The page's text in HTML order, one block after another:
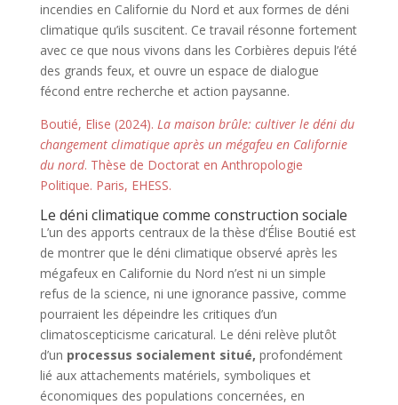
incendies en Californie du Nord et aux formes de déni
climatique qu’ils suscitent. Ce travail résonne fortement
avec ce que nous vivons dans les Corbières depuis l’été
des grands feux, et ouvre un espace de dialogue
fécond entre recherche et action paysanne.
Boutié, Elise (2024). La maison brûle: cultiver le déni du
changement climatique après un mégafeu en Californie
du nord. Thèse de Doctorat en Anthropologie
Politique. Paris, EHESS.
Le déni climatique comme construction sociale
L’un des apports centraux de la thèse d’Élise Boutié est
de montrer que le déni climatique observé après les
mégafeux en Californie du Nord n’est ni un simple
refus de la science, ni une ignorance passive, comme
pourraient les dépeindre les critiques d’un
climatoscepticisme caricatural. Le déni relève plutôt
d’un processus socialement situé, profondément
lié aux attachements matériels, symboliques et
économiques des populations concernées, en